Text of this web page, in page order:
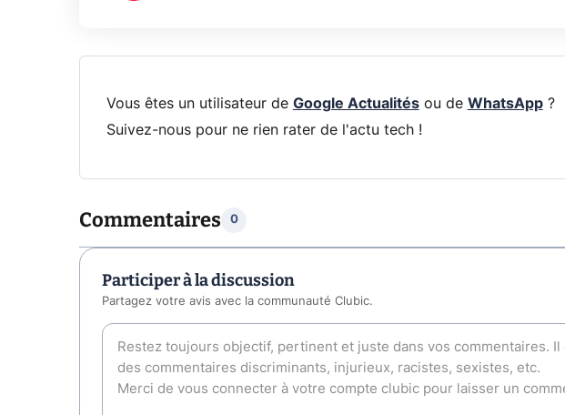
Vous êtes un utilisateur de Google Actualitésou de WhatsApp?
Suivez-nous pour ne rien rater de l'actu tech !
Commentaires 0
Participer à la discussion
Partagez votre avis avec la communauté Clubic.